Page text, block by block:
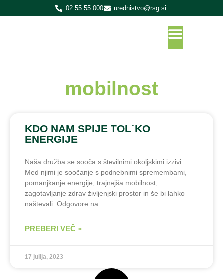
02 55 55 000 urednistvo@rsg.si
mobilnost
KDO NAM SPIJE TOL´KO
ENERGIJE
Naša družba se sooča s številnimi okoljskimi izzivi.
Med njimi je soočanje s podnebnimi spremembami,
pomanjkanje energije, trajnejša mobilnost,
zagotavljanje zdrav življenjski prostor in še bi lahko
naštevali. Odgovore na
PREBERI VEČ »
17 julija, 2023